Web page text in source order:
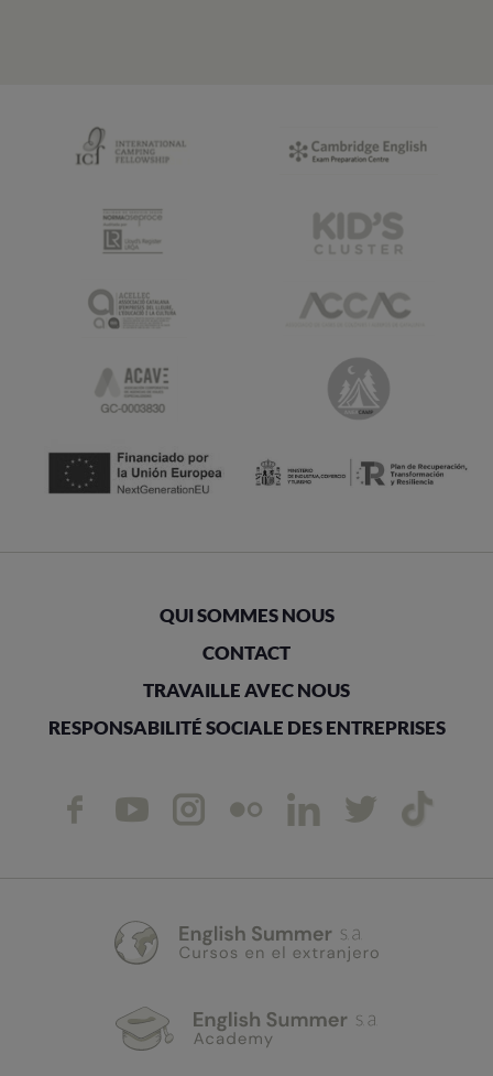
QUI SOMMES NOUS
CONTACT
TRAVAILLE AVEC NOUS
RESPONSABILITÉ SOCIALE DES ENTREPRISES